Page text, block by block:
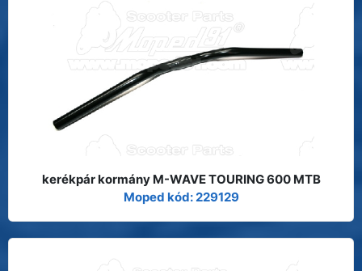
kerékpár kormány M-WAVE TOURING 600 MTB
Moped kód: 229129